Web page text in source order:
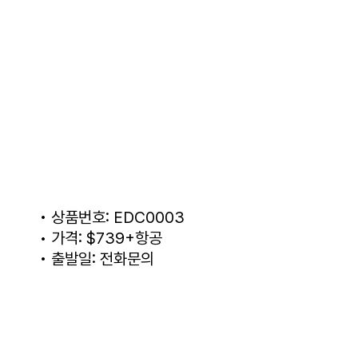
• 상품번호: EDC0003
• 가격: $739+항공
• 출발일: 전화문의